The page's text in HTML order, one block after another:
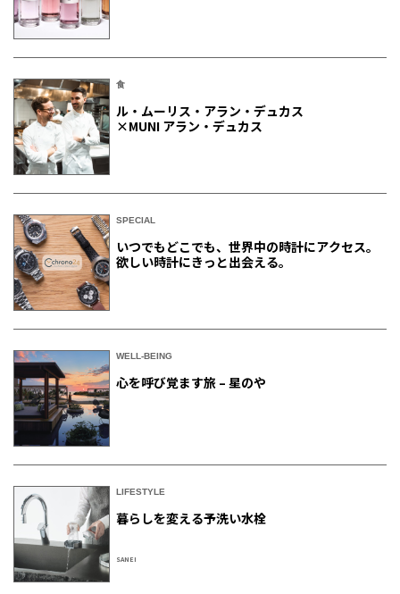
食
ル・ムーリス・アラン・デュカス
×MUNI アラン・デュカス
SPECIAL
いつでもどこでも、世界中の時計にアクセス。
欲しい時計にきっと出会える。
WELL-BEING
心を呼び覚ます旅 – 星のや
LIFESTYLE
暮らしを変える予洗い水栓
SANEI